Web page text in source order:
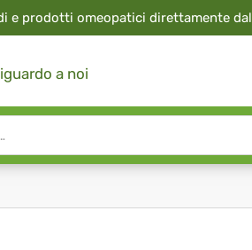
e prodotti omeopatici direttamente dal
a noi